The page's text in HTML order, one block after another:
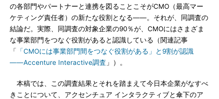
の各部門やパートナーと連携を図ることこそがCMO（最高マー
ケティング責任者）の新たな役割となる――。それが、同調査の
結論だ。実際、同調査の対象企業の90％が、CMOにはさまざま
な事業部門をつなぐ役割があると認識している（関連記事
「
「CMOには事業部門間をつなぐ役割がある」と9割が認識
――Accenture Interactive調査 」）。
本稿では、この調査結果とそれを踏まえて今日本企業がなすべ
きことについて、アクセンチュア インタラクティブと傘下のア